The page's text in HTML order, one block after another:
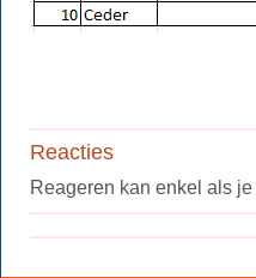
Reacties
Reageren kan enkel als